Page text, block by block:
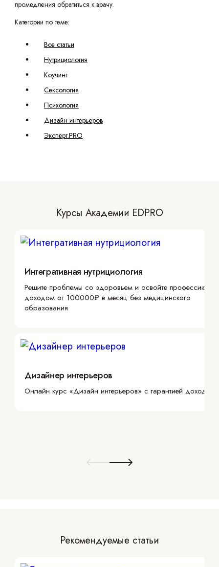
промедления обратиться к врачу.
Категории по теме:
Все статьи
Нутрициология
Коучинг
Сексология
Психология
Дизайн интерьеров
Эксперт.PRO
Курсы Академии EDPRO
Интегративная нутрициология
Решите проблемы со здоровьем и освойте профессию с
доходом от 100000₽ в месяц без медицинского
образования
Дизайнер интерьеров
Онлайн курс «Дизайн интерьеров» с гарантией дохода
Рекомендуемые статьи